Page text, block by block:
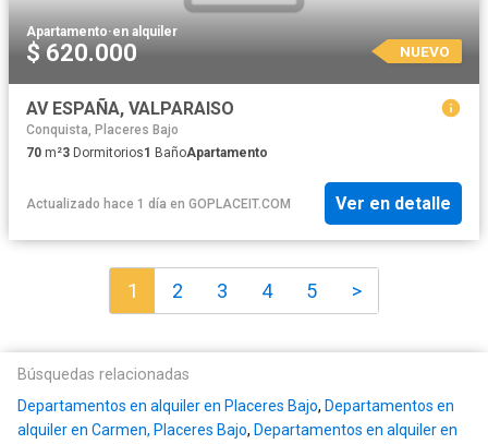
Apartamento·en alquiler
$ 620.000 NUEVO
AV ESPAÑA, VALPARAISO
Conquista, Placeres Bajo
70 m²3 Dormitorios1 BañoApartamento
Actualizado hace 1 día en GOPLACEIT.COM Ver en detalle
1 2 3 4 5 >
Búsquedas relacionadas
Departamentos en alquiler en Placeres Bajo, Departamentos en
alquiler en Carmen, Placeres Bajo, Departamentos en alquiler en